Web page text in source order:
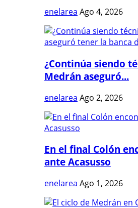
enelarea Ago 4, 2026
¿Continúa siendo
Medrán aseguró...
enelarea Ago 2, 2026
En el final Colón
ante Acasusso
enelarea Ago 1, 2026